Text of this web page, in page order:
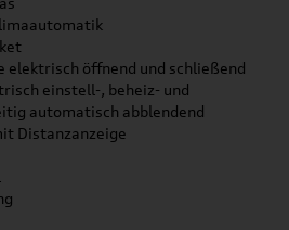
elektrisch öffnend und schließend
einstell-, beheiz- und
automatisch abblendend
Distanzanzeige